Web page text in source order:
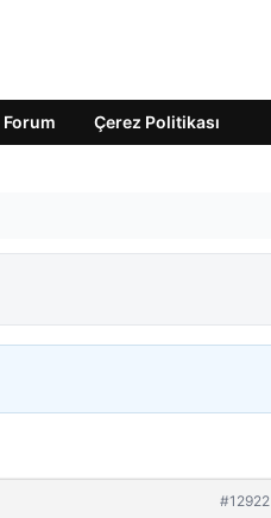
Forum Çerez Politikası
#12922